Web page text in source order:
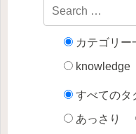
カテゴリー
knowledge
すべてのタ
あっさり